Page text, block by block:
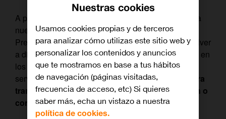
A partir de hoy el servicio de Orange TV incluye una
nueva funcionalidad , exclusiva para los canales
Premium (más de 50), que permite a los clientes volver
a disfrutar de losprogramasque han sido emitidos en
los últimos siete días en la plataforma de TV . Este
servicio se activará, sin coste alguno y de manera
transparente, a todos los clientes que ya tengan o
contraten Orange TV.
Nuestras cookies
Usamos cookies propias y de terceros
para analizar cómo utilizas este sitio web y
personalizar los contenidos y anuncios
que te mostramos en base a tus hábitos
de navegación (páginas visitadas,
frecuencia de acceso, etc) Si quieres
saber más, echa un vistazo a nuestra
política de cookies.